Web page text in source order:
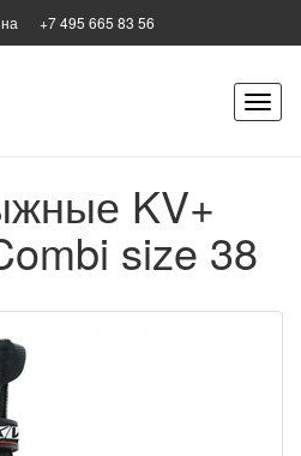
+7 495 665 83 56
KV+
size 38